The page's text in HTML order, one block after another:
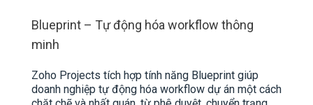
Blueprint – Tự động hóa workflow thông
minh
Zoho Projects tích hợp tính năng Blueprint giúp
doanh nghiệp tự động hóa workflow dự án một cách